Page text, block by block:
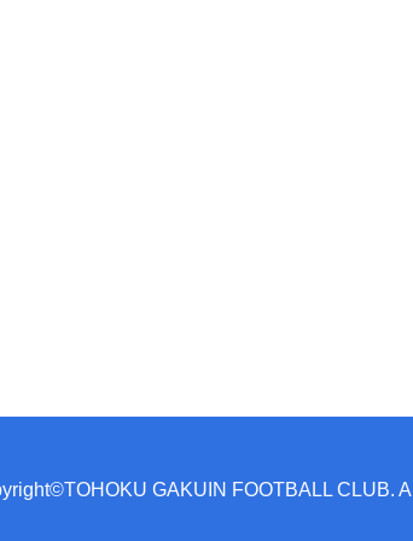
GAKUIN FOOTBALL CLUB.